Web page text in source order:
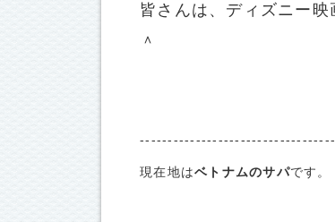
皆さんは、ディズニー映
＾
現在地はベトナムのサパです。